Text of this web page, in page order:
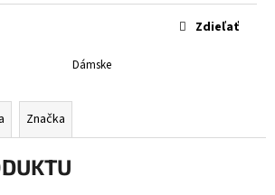
Dámske
Zdieľať
Značka